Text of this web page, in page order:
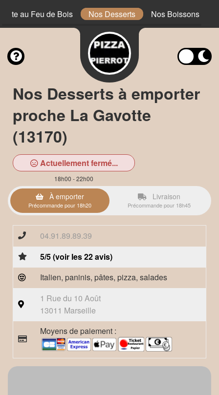
au Feu de Bois Nos Desserts Nos Boissons
Nos Desserts à emporter
proche La Gavotte
(13170)
Actuellement fermé...
18h00 - 22h00
À emporter
Précommande pour 18h20
Livraison
Précommande pour 18h45
04.91.89.89.39
5/5 (voir les 22 avis)
Italien, paninis, pâtes, pizza, salades
1 Rue du 10 Août
13011 Marseille
Moyens de paiement :